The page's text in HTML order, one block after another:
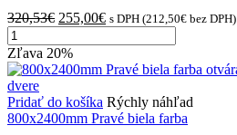
320,53€ Pôvodná
bola:
320,53€.
255,00€Aktuálna
je:
255,00€.
s DPH (212,50€ bez DPH)
množstvo
800x2400mm
Ľavé
biela
farba
otváravo-
Zľava 20%
Pridať do košíka Rýchly náhľad
800x2400mm Pravé biela farba